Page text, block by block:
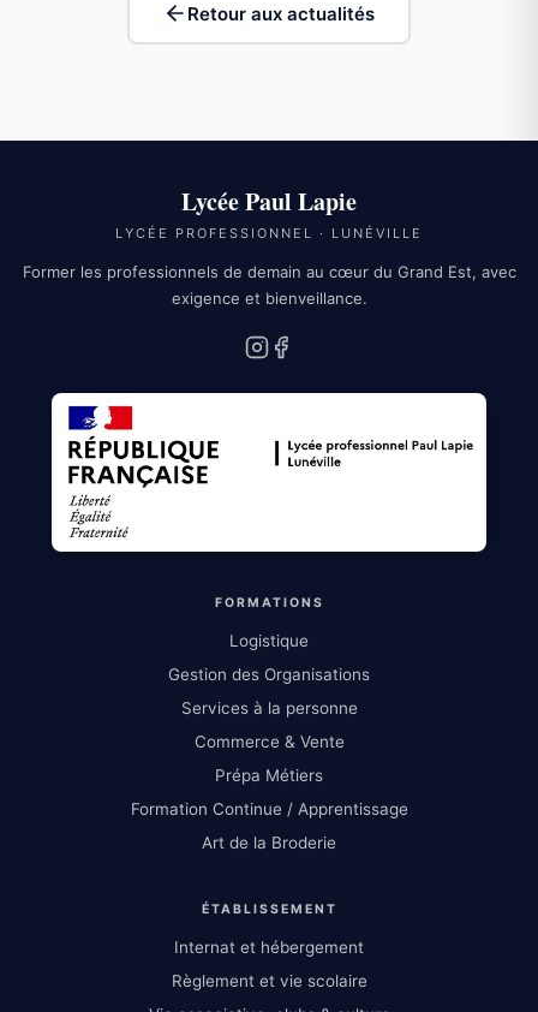
Retour aux actualités
Lycée Paul Lapie
LYCÉE PROFESSIONNEL · LUNÉVILLE
Former les professionnels de demain au cœur du Grand Est, avec
exigence et bienveillance.
Instagram
FORMATIONS
Logistique
Gestion des Organisations
Services à la personne
Commerce & Vente
Prépa Métiers
Formation Continue / Apprentissage
Art de la Broderie
ÉTABLISSEMENT
Internat et hébergement
Règlement et vie scolaire